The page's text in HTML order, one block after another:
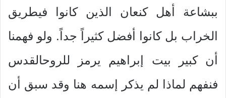
ببشاعة أهل كنعان الذين كانوا فيطريق
الخراب بل كانوا أفضل كثيراً جداً. ولو فهمنا
أن كبير بيت إبراهيم يرمز للروحالقدس
فنفهم لماذا لم يذكر إسمه هنا وقد سبق أن